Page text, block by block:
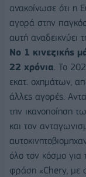
ανακοίνωσε ότι η
αγορά στην
αυτή αναδεικνύει
No 1 κινεζικής
22 χρόνια. Το
εκατ. οχημάτων,
άλλες αγορές.
την ικανοποίηση
και τον
όλο τον κόσμο
φράση «Chery, με